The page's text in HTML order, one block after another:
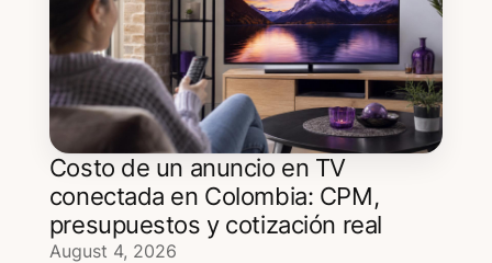
Costo de un anuncio en TV
conectada en Colombia: CPM,
presupuestos y cotización real
August 4, 2026